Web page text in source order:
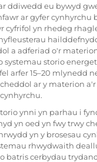
ddiwedd eu bywyd
ar gyfer cynhyrchu
cyfrifol yn rhedeg
a adferiad o'r
systemau storio
arfer 15–20 mlynedd
ar y materion
ynni yn parhau i
yn oed yn fwy trwy
yn y brosesau
rhwydwaith
batris cerbydau